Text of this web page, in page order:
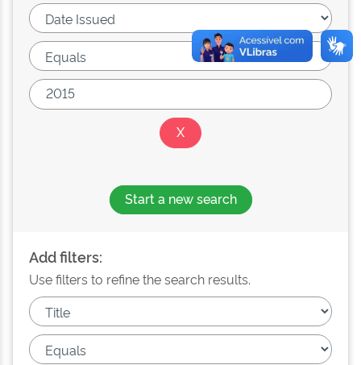
Start a new search
Add filters:
Use filters to refine the search results.